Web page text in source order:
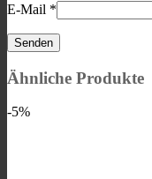
E-Mail *
Ähnliche Produkte
-5%